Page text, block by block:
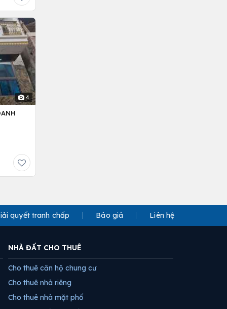
4
quyết tranh chấp Báo giá Liên hệ
NHÀ ĐẤT CHO THUÊ
Cho thuê căn hộ chung cư
Cho thuê nhà riêng
Cho thuê nhà mặt phố